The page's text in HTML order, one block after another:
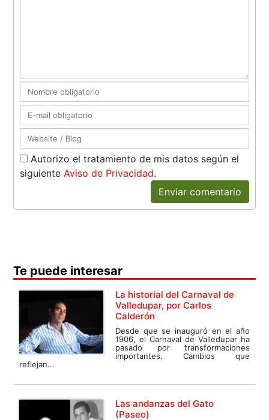
Autorizo el tratamiento de mis datos según el
siguiente Aviso de Privacidad.
Enviar comentario
Te puede interesar
La historial del Carnaval de
Valledupar, por Carlos
Calderón
Desde que se inauguró en el año
1906, el Carnaval de Valledupar ha
pasado por transformaciones
importantes. Cambios que
reflejan...
Las andanzas del Gato
(Paseo)